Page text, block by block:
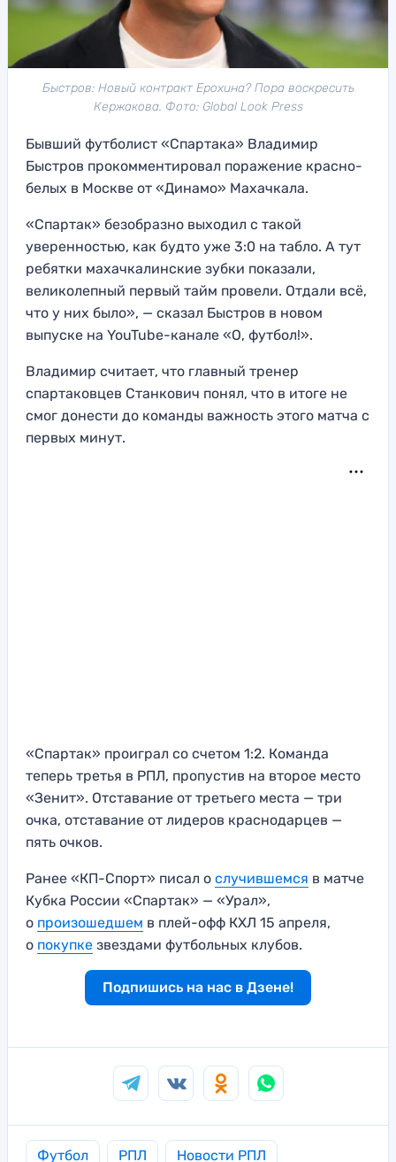
Быстров: Новый контракт Ерохина? Пора воскресить
Кержакова. Фото: Global Look Press
Бывший футболист «Спартака» Владимир
Быстров прокомментировал поражение красно-
белых в Москве от «Динамо» Махачкала.
«Спартак» безобразно выходил с такой
уверенностью, как будто уже 3:0 на табло. А тут
ребятки махачкалинские зубки показали,
великолепный первый тайм провели. Отдали всё,
что у них было», — сказал Быстров в новом
выпуске на YouTube-канале «О, футбол!».
Владимир считает, что главный тренер
спартаковцев Станкович понял, что в итоге не
смог донести до команды важность этого матча с
первых минут.
«Спартак» проиграл со счетом 1:2. Команда
теперь третья в РПЛ, пропустив на второе место
«Зенит». Отставание от третьего места — три
очка, отставание от лидеров краснодарцев —
пять очков.
Ранее «КП-Спорт» писал о случившемся в матче
Кубка России «Спартак» — «Урал»,
о произошедшем в плей-офф КХЛ 15 апреля,
о покупке звездами футбольных клубов.
Подпишись на нас в Дзене!
Футбол РПЛ Новости РПЛ